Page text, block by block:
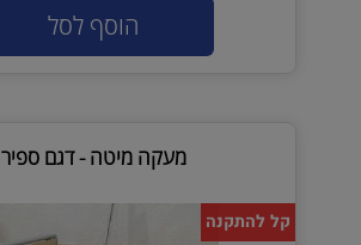
הוסף לסל
מעקה מיטה - דגם ספיר
קל להתקנה